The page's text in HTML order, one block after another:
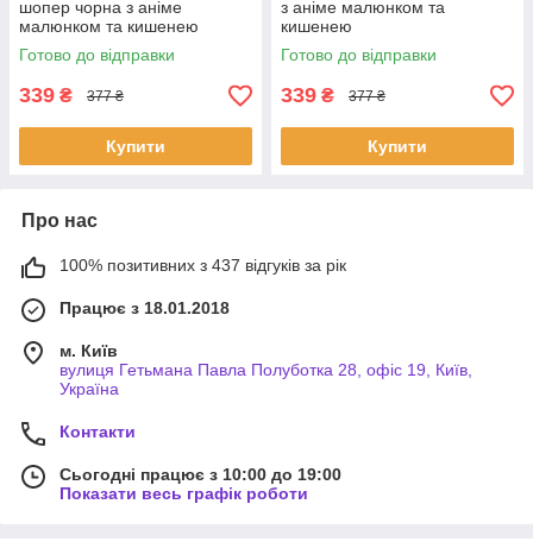
шопер чорна з аніме
малюнком та кишенею
Готово до відправки
339 ₴ 377 ₴
Купити
з аніме малюнком та
кишенею
Готово до відправки
339 ₴ 377 ₴
Купити
Про нас
100% позитивних з 437 відгуків за рік
Працює з 18.01.2018
м. Київ
вулиця Гетьмана Павла Полуботка 28, офіс 19, Київ,
Україна
Контакти
Сьогодні працює з 10:00 до 19:00
Показати весь графік роботи